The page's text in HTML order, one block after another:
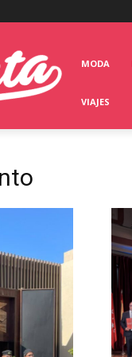
MODA
VIAJES